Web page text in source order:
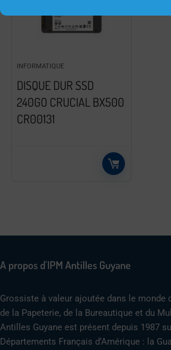
INFORMATIQUE
DISQUE DUR SSD
240GO CRUCIAL BX500
CR00131
A propos d'IPM Antilles Guyane
Grossiste à valeur ajoutée dans le monde
de la Papeterie, de la Bureautique et du
Antilles Guyane est présent depuis 1987
Départements Français d’Amérique : la